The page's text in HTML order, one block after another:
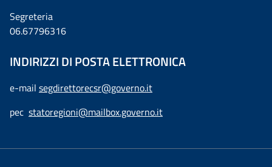
Segreteria
06.67796316
INDIRIZZI DI POSTA ELETTRONICA
e-mail segdirettorecsr@governo.it
pec statoregioni@mailbox.governo.it